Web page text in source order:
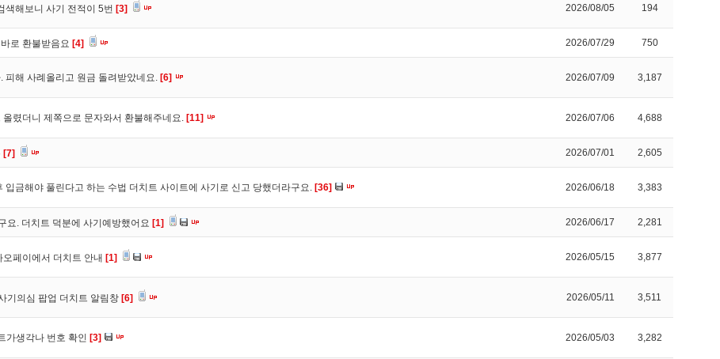
색해보니 사기 전적이 5번 [3] 2026/08/05 194
로 환불받음요 [4] 2026/07/29 750
피해 사례올리고 원금 돌려받았네요. [6] 2026/07/09 3,187
렸더니 제쪽으로 문자와서 환불해주네요. [11] 2026/07/06 4,688
[7] 2026/07/01 2,605
입금해야 풀린다고 하는 수법 더치트 사이트에 사기로 신고 당했더라구요. [36] 2026/06/18 3,383
요. 더치트 덕분에 사기예방했어요 [1] 2026/06/17 2,281
페이에서 더치트 안내 [1] 2026/05/15 3,877
기의심 팝업 더치트 알림창 [6] 2026/05/11 3,511
가생각나 번호 확인 [3] 2026/05/03 3,282